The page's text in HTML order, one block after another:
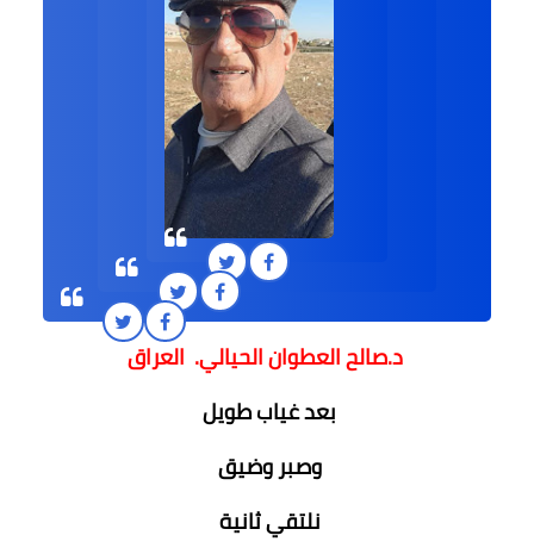
د.صالح العطوان الحيالي. العراق
بعد غياب طويل
وصبر وضيق
نلتقي ثانية